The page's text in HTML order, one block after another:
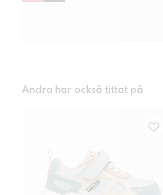
Andra har också tittat på